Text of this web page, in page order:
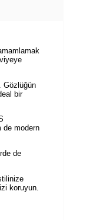
Gözlüğün
bir
de modern
de
koruyun.